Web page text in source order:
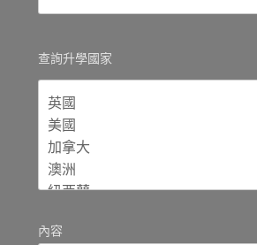
查詢升學國家
內容